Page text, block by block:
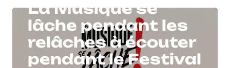
La Musique se
lâche pendant les
relâches à écouter
pendant le Festival